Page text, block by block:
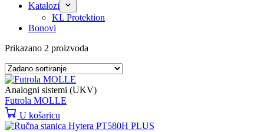
Katalozi
KL Protektion
Bonovi
Prikazano 2 proizvoda
Analogni sistemi (UKV)
Futrola MOLLE
U košaricu